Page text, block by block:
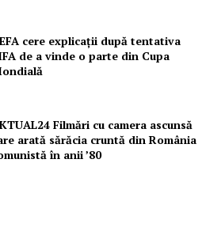
cere explicații după tentativa
de a vinde o parte din Cupa
Filmări cu camera ascunsă
arată sărăcia cruntă din România
în anii ’80